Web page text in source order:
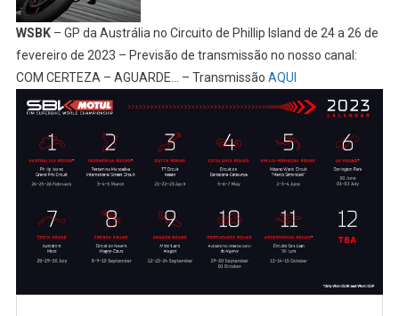
WSBK– GP da Austrália no Circuito de Phillip Island de 24 a 26 de
fevereiro de 2023 – Previsão de transmissão no nosso canal:
COM CERTEZA – AGUARDE… – Transmissão AQUI